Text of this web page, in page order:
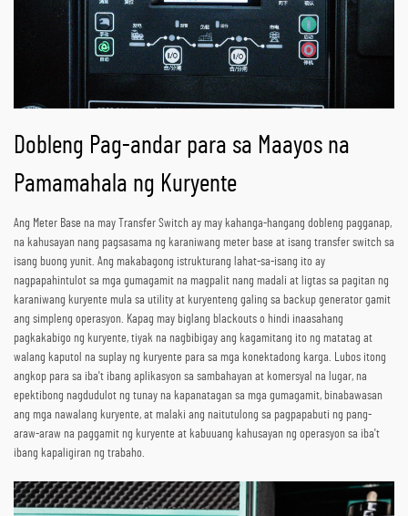
Dobleng Pag-andar para sa Maayos na
Pamamahala ng Kuryente
Ang Meter Base na may Transfer Switch ay may kahanga-hangang dobleng pagganap,
na kahusayan nang pagsasama ng karaniwang meter base at isang transfer switch sa
isang buong yunit. Ang makabagong istrukturang lahat-sa-isang ito ay
nagpapahintulot sa mga gumagamit na magpalit nang madali at ligtas sa pagitan ng
karaniwang kuryente mula sa utility at kuryenteng galing sa backup generator gamit
ang simpleng operasyon. Kapag may biglang blackouts o hindi inaasahang
pagkakabigo ng kuryente, tiyak na nagbibigay ang kagamitang ito ng matatag at
walang kaputol na suplay ng kuryente para sa mga konektadong karga. Lubos itong
angkop para sa iba't ibang aplikasyon sa sambahayan at komersyal na lugar, na
epektibong nagdudulot ng tunay na kapanatagan sa mga gumagamit, binabawasan
ang mga nawalang kuryente, at malaki ang naitutulong sa pagpapabuti ng pang-
araw-araw na paggamit ng kuryente at kabuuang kahusayan ng operasyon sa iba't
ibang kapaligiran ng trabaho.